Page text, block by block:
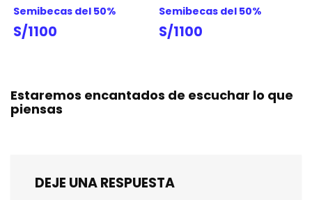
Semibecas del 50%
S/1100
Semibecas del 50%
S/1100
Estaremos encantados de escuchar lo que
piensas
DEJE UNA RESPUESTA